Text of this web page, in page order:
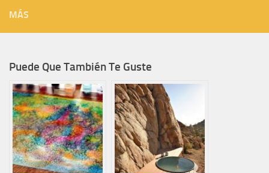
MÁS
Puede Que También Te Guste